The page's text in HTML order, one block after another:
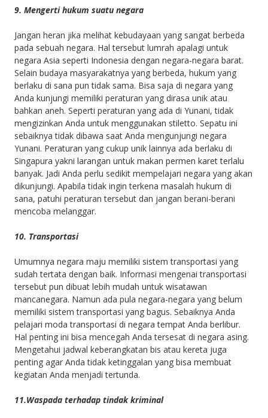
9. Mengerti hukum suatu negara
Jangan heran jika melihat kebudayaan yang sangat berbeda
pada sebuah negara. Hal tersebut lumrah apalagi untuk
negara Asia seperti Indonesia dengan negara-negara barat.
Selain budaya masyarakatnya yang berbeda, hukum yang
berlaku di sana pun tidak sama. Bisa saja di negara yang
Anda kunjungi memiliki peraturan yang dirasa unik atau
bahkan aneh. Seperti peraturan yang ada di Yunani, tidak
mengizinkan Anda untuk menggunakan stiletto. Sepatu ini
sebaiknya tidak dibawa saat Anda mengunjungi negara
Yunani. Peraturan yang cukup unik lainnya ada berlaku di
Singapura yakni larangan untuk makan permen karet terlalu
banyak. Jadi Anda perlu sedikit mempelajari negara yang akan
dikunjungi. Apabila tidak ingin terkena masalah hukum di
sana, patuhi peraturan tersebut dan jangan berani-berani
mencoba melanggar.
10. Transportasi
Umumnya negara maju memiliki sistem transportasi yang
sudah tertata dengan baik. Informasi mengenai transportasi
tersebut pun dibuat lebih mudah untuk wisatawan
mancanegara. Namun ada pula negara-negara yang belum
memiliki sistem transportasi yang bagus. Sebaiknya Anda
pelajari moda transportasi di negara tempat Anda berlibur.
Hal penting ini bisa mencegah Anda tersesat di negara asing.
Mengetahui jadwal keberangkatan bis atau kereta juga
penting agar Anda tidak ketinggalan yang bisa membuat
kegiatan Anda menjadi tertunda.
11.Waspada terhadap tindak kriminal